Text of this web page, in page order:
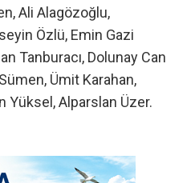
Ali Alagözoğlu,
Özlü, Emin Gazi
Tanburacı, Dolunay Can
Ümit Karahan,
Yüksel, Alparslan Üzer.